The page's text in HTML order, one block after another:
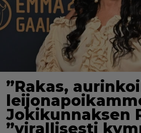
”Rakas,
Jokikunnaksen
”virallisesti